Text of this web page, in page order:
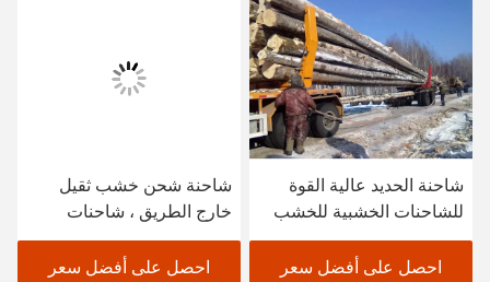
شاحنة الحديد عالية القوة
للشاحنات الخشبية للخشب
الخفيف
احصل على أفضل سعر
شاحنة شحن خشب ثقيل
خارج الطريق ، شاحنات
شحن خشب مع عمود خشب
ثلاثي الزاوية
احصل على أفضل سعر